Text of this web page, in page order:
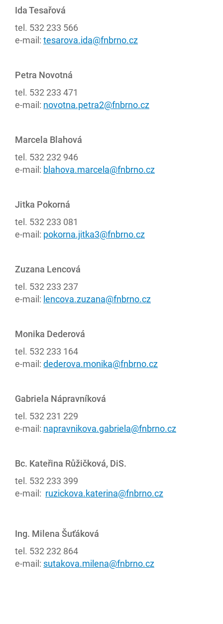
Ida Tesařová
tel. 532 233 566
e-mail: tesarova.ida@fnbrno.cz
Petra Novotná
tel. 532 233 471
e-mail: novotna.petra2@fnbrno.cz
Marcela Blahová
tel. 532 232 946
e-mail: blahova.marcela@fnbrno.cz
Jitka Pokorná
tel. 532 233 081
e-mail: pokorna.jitka3@fnbrno.cz
Zuzana Lencová
tel. 532 233 237
e-mail: lencova.zuzana@fnbrno.cz
Monika Dederová
tel. 532 233 164
e-mail: dederova.monika@fnbrno.cz
Gabriela Nápravníková
tel. 532 231 229
e-mail: napravnikova.gabriela@fnbrno.cz
Bc. Kateřina Růžičková, DiS.
tel. 532 233 399
e-mail: ruzickova.katerina@fnbrno.cz
Ing. Milena Šuťáková
tel. 532 232 864
e-mail: sutakova.milena@fnbrno.cz